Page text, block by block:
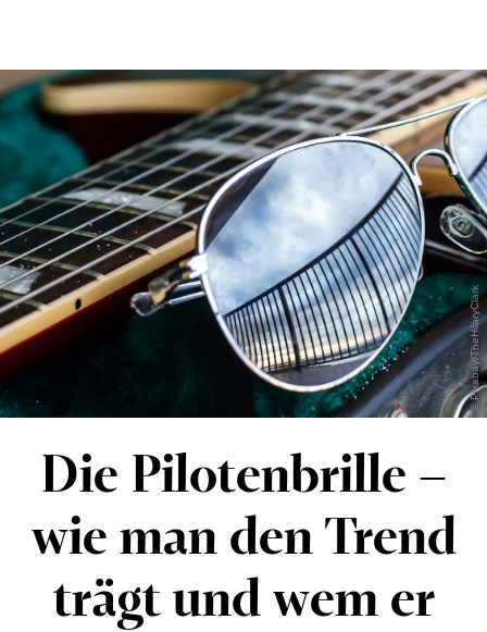
OptikBlog
Optiker finden
© Pixabay/TheHilaryClark
Die Pilotenbrille –
wie man den Trend
trägt und wem er